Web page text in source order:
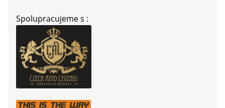
Spolupracujeme s :